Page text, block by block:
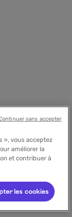
», vous acceptez
améliorer la
et contribuer à
les cookies
sans accepter